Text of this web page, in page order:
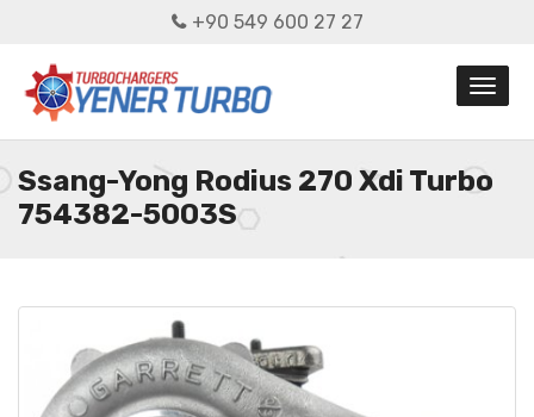
+90 549 600 27 27
Ssang-Yong Rodius 270 Xdi Turbo
754382-5003S